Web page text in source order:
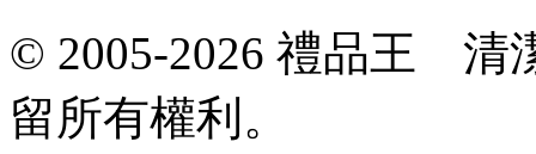
© 2005-2026 禮品王 清
留所有權利。